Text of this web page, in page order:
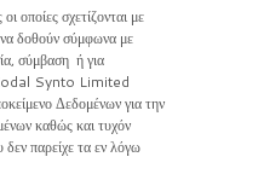
οποίες σχετίζονται με
δοθούν σύμφωνα με
σύμβαση ή για
Synto Limited
Δεδομένων για την
καθώς και τυχόν
δεν παρείχε τα εν λόγω